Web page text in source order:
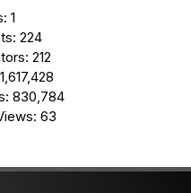
1
224
212
1,617,428
830,784
63